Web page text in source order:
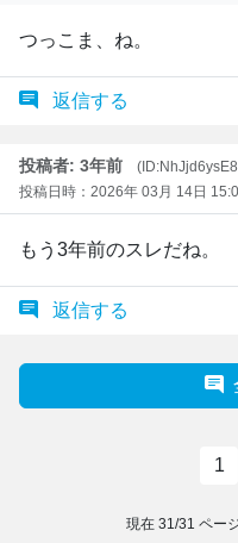
つっこま、ね。
返信する
投稿者: 3年前
投稿日時：2026年 03月 14日
もう3年前のスレだね。
返信する
1
現在 31 /31 ペー